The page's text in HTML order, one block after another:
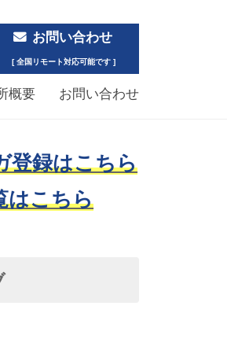
お問い合わせ
[ 全国リモート対応可能です ]
概要 お問い合わせ
登録はこちら
はこちら